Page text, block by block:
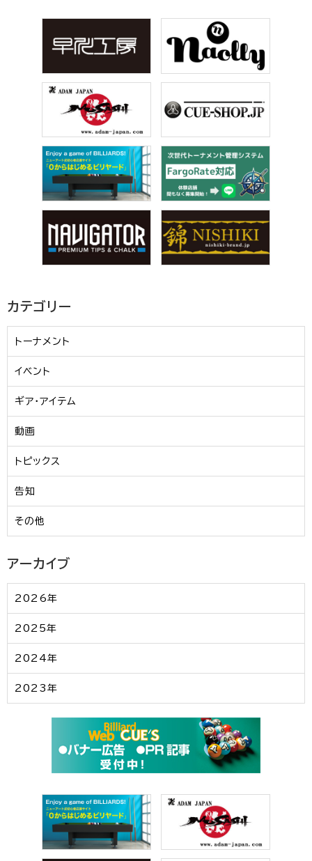
カテゴリー
トーナメント
イベント
ギア・アイテム
動画
トピックス
告知
その他
アーカイブ
2026年
2025年
2024年
2023年